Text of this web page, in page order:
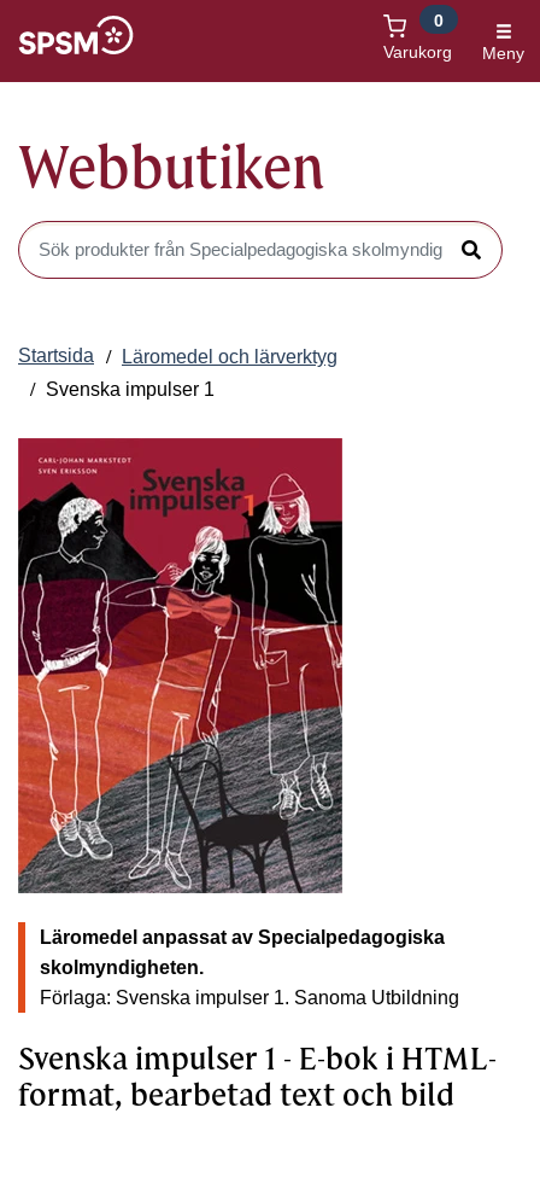
Varukorg
0
Meny
Webbutiken
Sök produkter i Webbutiken
Sök
Startsida
Läromedel och lärverktyg
Svenska impulser 1
Läromedel anpassat av Specialpedagogiska
skolmyndigheten.
Förlaga: Svenska impulser 1. Sanoma Utbildning
Svenska impulser 1 - E-bok i HTML-
format, bearbetad text och bild